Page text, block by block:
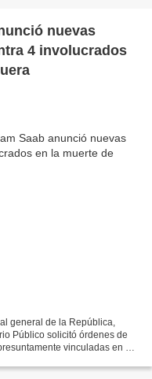
nuevas
4 involucrados
general de la República,
Público solicitó órdenes de
vinculadas en el